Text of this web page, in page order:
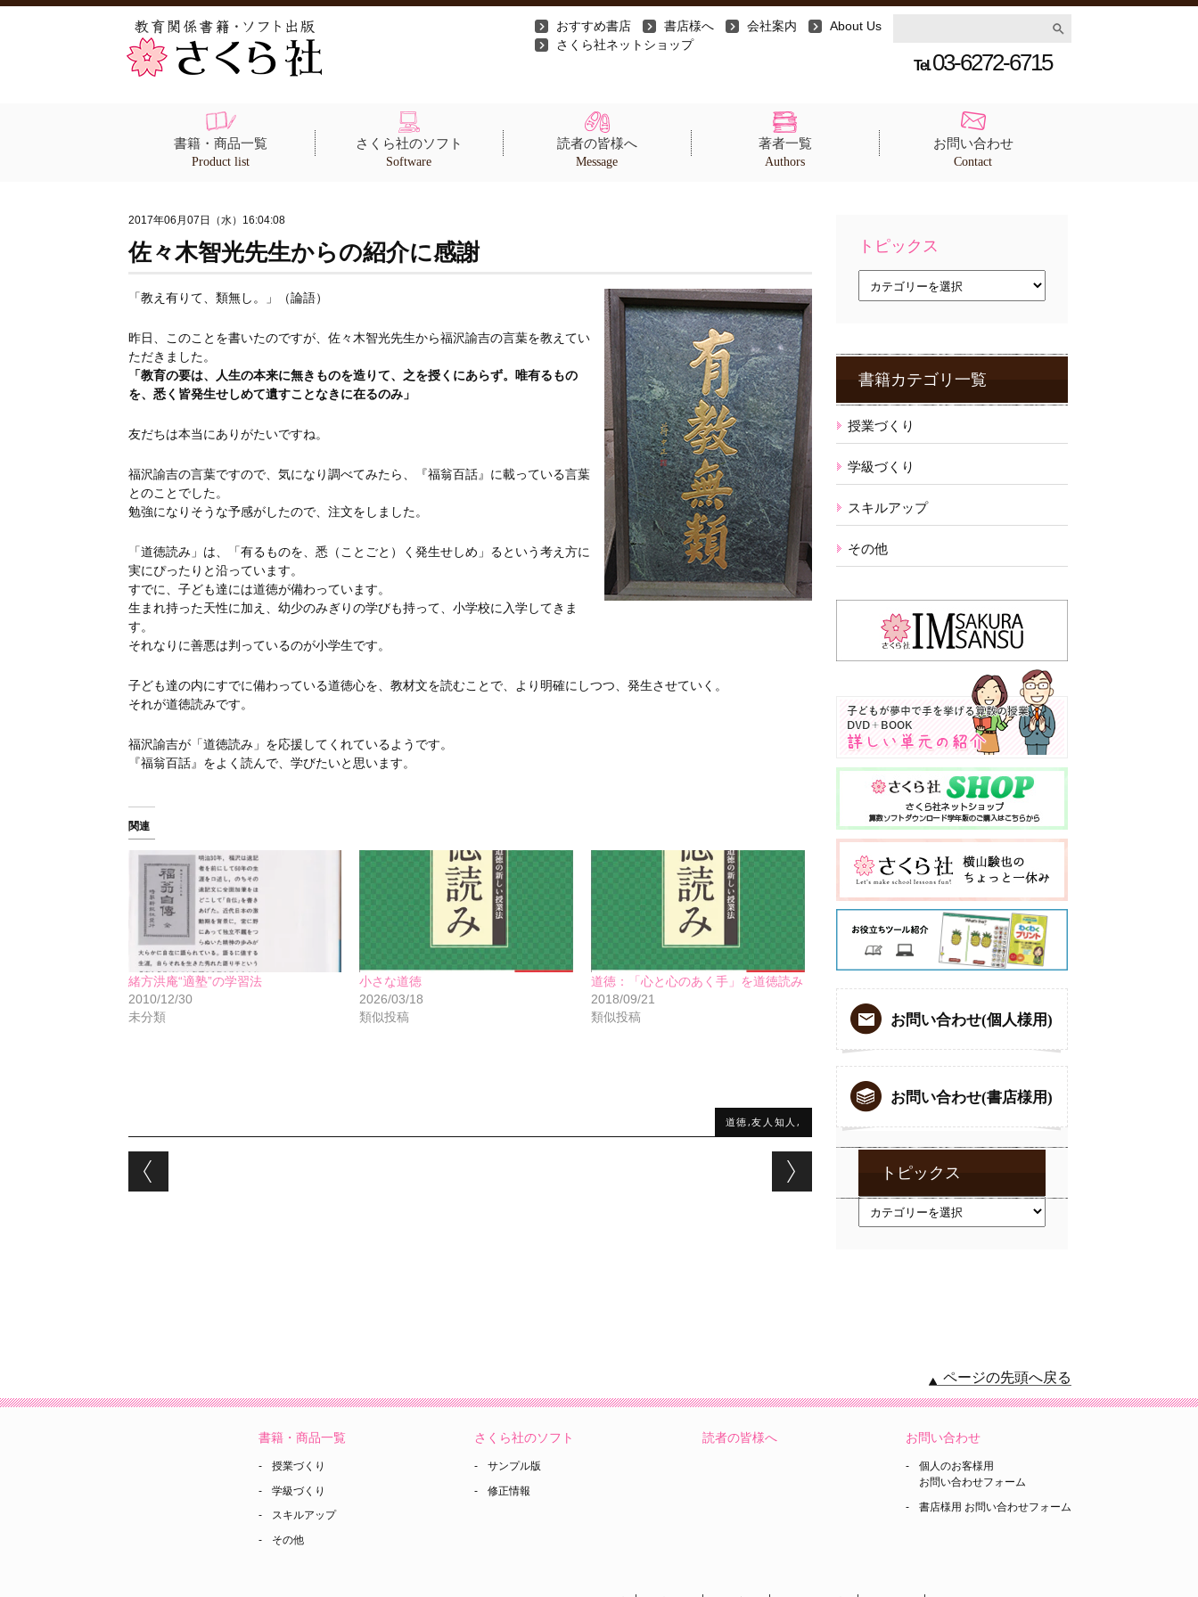
おすすめ書店 書店様へ 会社案内
About Us
さくら社ネットショップ
Tel. 03-6272-6715
書籍・商品一覧
Product list
さくら社のソフト
Software
読者の皆様へ
Message
著者一覧
Authors
お問い合わせ
Contact
2017年06月07日（水）16:04:08
佐々木智光先生からの紹介に感謝
「教え有りて、類無し。」（論語）
昨日、このことを書いたのですが、佐々木智光先生から福沢諭吉の言葉を教えてい
ただきました。
「教育の要は、人生の本来に無きものを造りて、之を授くにあらず。唯有るもの
を、悉く皆発生せしめて遺すことなきに在るのみ」
友だちは本当にありがたいですね。
福沢諭吉の言葉ですので、気になり調べてみたら、『福翁百話』に載っている言葉
とのことでした。
勉強になりそうな予感がしたので、注文をしました。
「道徳読み」は、「有るものを、悉（ことごと）く発生せしめ」るという考え方に
実にぴったりと沿っています。
すでに、子ども達には道徳が備わっています。
生まれ持った天性に加え、幼少のみぎりの学びも持って、小学校に入学してきま
す。
それなりに善悪は判っているのが小学生です。
子ども達の内にすでに備わっている道徳心を、教材文を読むことで、より明確にしつつ、発生させていく。
それが道徳読みです。
福沢諭吉が「道徳読み」を応援してくれているようです。
『福翁百話』をよく読んで、学びたいと思います。
関連
緒方洪庵“適塾”の学習法
2010/12/30
未分類
小さな道徳
2026/03/18
類似投稿
道徳：「心と心のあく手」を道徳読み
2018/09/21
類似投稿
道徳,友人知人,
Post navigation
トピックス
ス
書籍カテゴリ一覧
授業づくり
学級づくり
スキルアップ
その他
お問い合わせ(個人様用)
お問い合わせ(書店様用)
トピックス
ページの先頭へ戻る
書籍・商品一覧
授業づくり
学級づくり
スキルアップ
その他
さくら社のソフト
サンプル版
修正情報
読者の皆様へ お問い合わせ
個人のお客様用
お問い合わせフォーム
書店様用 お問い合わせフォーム